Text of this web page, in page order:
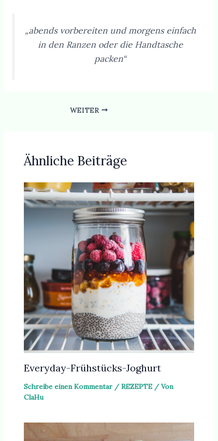
„abends vorbereiten und morgens einfach
in den Ranzen oder die Handtasche
packen“
WEITER
Ähnliche Beiträge
Everyday-Frühstücks-Joghurt
Schreibe einen Kommentar / REZEPTE/ Von
ClaHu